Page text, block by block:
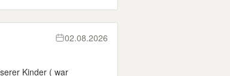
02.08.2026
Kinder ( war